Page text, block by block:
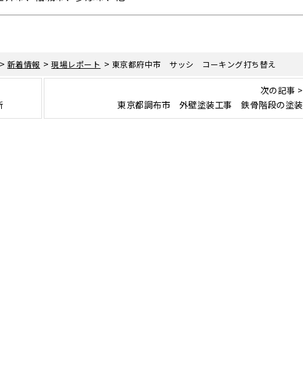
> 新着情報 >現場レポート > 東京都府中市 サッシ コーキング打ち替え
次の記事 >
東京都調布市 外壁塗装工事 鉄骨階段の塗装